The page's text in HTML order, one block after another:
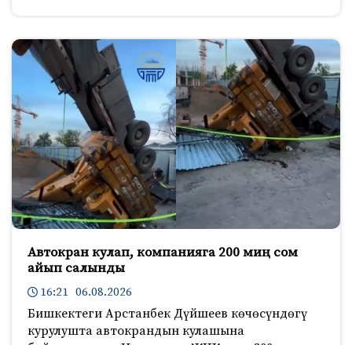
Автокран кулап, компанияга 200 миң сом
айып салынды
16:21 06.08.2026
Бишкектеги Арстанбек Дүйшеев көчөсүндөгү
курулушта автокрандын кулашына